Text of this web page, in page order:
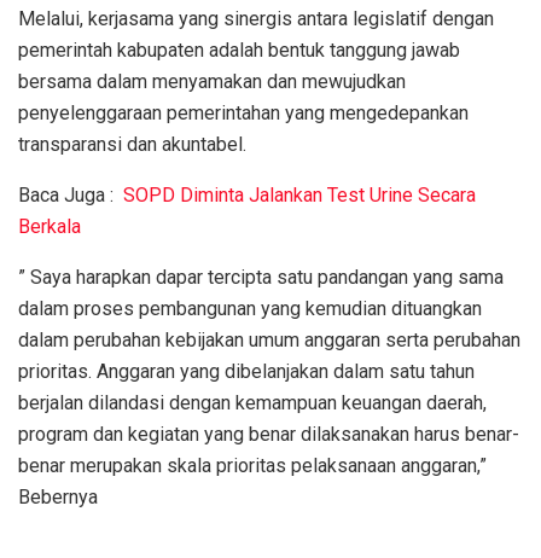
Melalui, kerjasama yang sinergis antara legislatif dengan
pemerintah kabupaten adalah bentuk tanggung jawab
bersama dalam menyamakan dan mewujudkan
penyelenggaraan pemerintahan yang mengedepankan
transparansi dan akuntabel.
Baca Juga : SOPD Diminta Jalankan Test Urine Secara
Berkala
” Saya harapkan dapar tercipta satu pandangan yang sama
dalam proses pembangunan yang kemudian dituangkan
dalam perubahan kebijakan umum anggaran serta perubahan
prioritas. Anggaran yang dibelanjakan dalam satu tahun
berjalan dilandasi dengan kemampuan keuangan daerah,
program dan kegiatan yang benar dilaksanakan harus benar-
benar merupakan skala prioritas pelaksanaan anggaran,”
Bebernya